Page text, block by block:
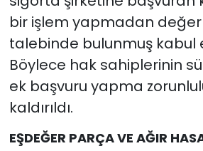
bir işlem yapmadan değer
talebinde bulunmuş kabul
Böylece hak sahiplerinin
ek başvuru yapma
kaldırıldı.
EŞDEĞER PARÇA VE AĞIR